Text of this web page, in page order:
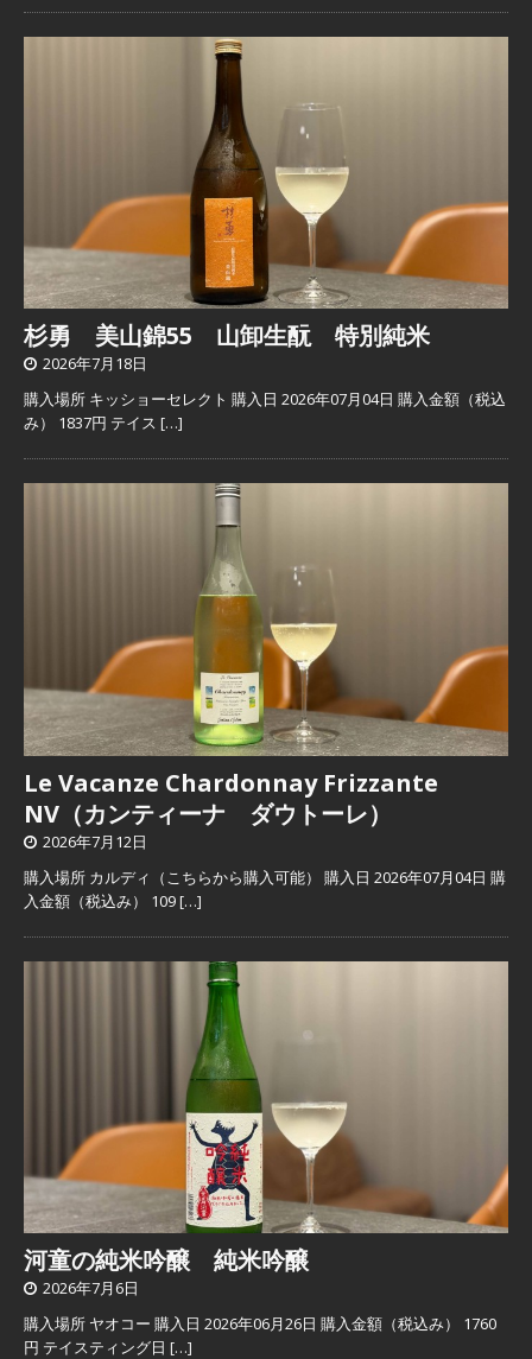
杉勇 美山錦55 山卸生酛 特別純米
2026年7月18日
購入場所 キッショーセレクト 購入日 2026年07月04日 購入金額（税込
み） 1837円 テイス […]
Le Vacanze Chardonnay Frizzante
NV（カンティーナ ダウトーレ）
2026年7月12日
購入場所 カルディ（こちらから購入可能） 購入日 2026年07月04日 購
入金額（税込み） 109[…]
河童の純米吟醸 純米吟醸
2026年7月6日
購入場所 ヤオコー 購入日 2026年06月26日 購入金額（税込み） 1760
円 テイスティング日 […]